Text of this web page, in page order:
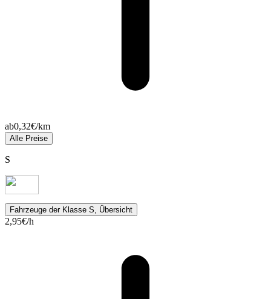
ab0,32€/km
Alle Preise
S
Fahrzeuge der Klasse S, Übersicht
2,95€/h